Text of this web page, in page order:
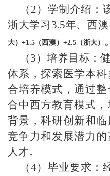
（ 2 ）学制介绍：
浙大学习 3.5年、西
大） +1.5 （西澳） +2.5 （浙大）
。
（3 ）培养目标：
体系，探索医学本
合培养模式，通过
合中西方教育模式
背景，科研创新和
竞争力和发展潜力
人才。
（4）毕业要求：